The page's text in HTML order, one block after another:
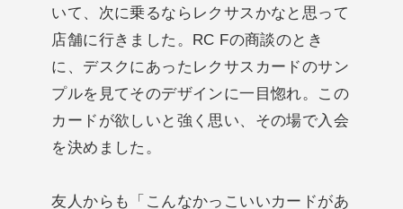
いて、次に乗るならレクサスかなと思って
店舗に行きました。RC Fの商談のとき
に、デスクにあったレクサスカードのサン
プルを見てそのデザインに一目惚れ。この
カードが欲しいと強く思い、その場で入会
を決めました。
友人からも「こんなかっこいいカードがあ